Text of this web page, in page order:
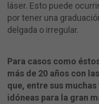
láser. Esto puede
por tener una
delgada o irregular.
Para casos como
más de 20 años con las
que, entre sus
idóneas para la gran